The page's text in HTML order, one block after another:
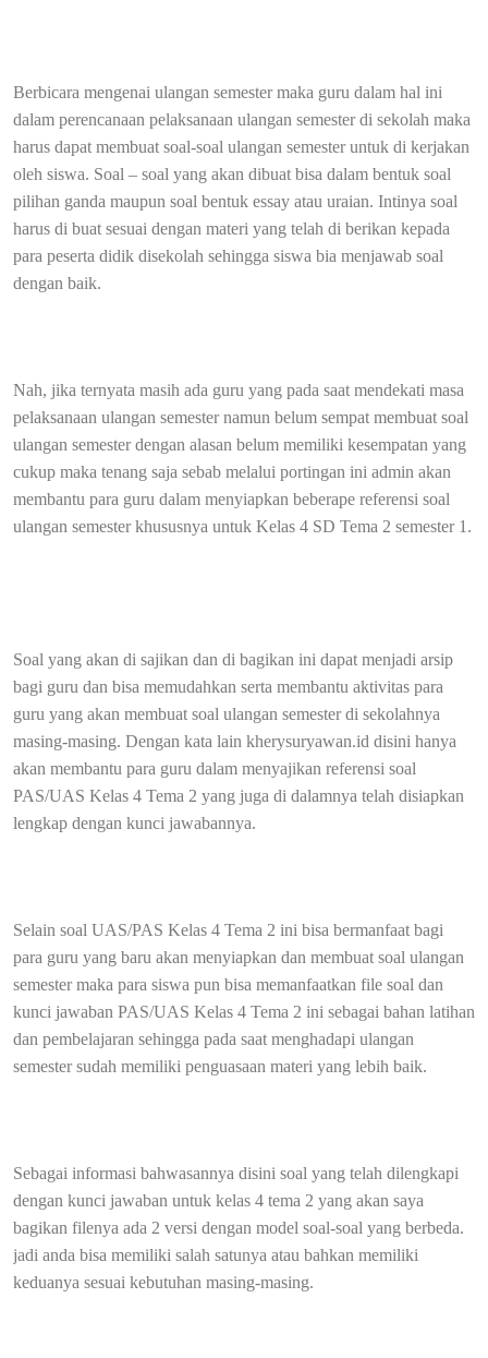
Berbicara mengenai ulangan semester maka guru dalam hal ini
dalam perencanaan pelaksanaan ulangan semester di sekolah maka
harus dapat membuat soal-soal ulangan semester untuk di kerjakan
oleh siswa. Soal – soal yang akan dibuat bisa dalam bentuk soal
pilihan ganda maupun soal bentuk essay atau uraian. Intinya soal
harus di buat sesuai dengan materi yang telah di berikan kepada
para peserta didik disekolah sehingga siswa bia menjawab soal
dengan baik.
Nah, jika ternyata masih ada guru yang pada saat mendekati masa
pelaksanaan ulangan semester namun belum sempat membuat soal
ulangan semester dengan alasan belum memiliki kesempatan yang
cukup maka tenang saja sebab melalui portingan ini admin akan
membantu para guru dalam menyiapkan beberape referensi soal
ulangan semester khususnya untuk Kelas 4 SD Tema 2 semester 1.
Soal yang akan di sajikan dan di bagikan ini dapat menjadi arsip
bagi guru dan bisa memudahkan serta membantu aktivitas para
guru yang akan membuat soal ulangan semester di sekolahnya
masing-masing. Dengan kata lain kherysuryawan.id disini hanya
akan membantu para guru dalam menyajikan referensi soal
PAS/UAS Kelas 4 Tema 2 yang juga di dalamnya telah disiapkan
lengkap dengan kunci jawabannya.
Selain soal UAS/PAS Kelas 4 Tema 2 ini bisa bermanfaat bagi
para guru yang baru akan menyiapkan dan membuat soal ulangan
semester maka para siswa pun bisa memanfaatkan file soal dan
kunci jawaban PAS/UAS Kelas 4 Tema 2 ini sebagai bahan latihan
dan pembelajaran sehingga pada saat menghadapi ulangan
semester sudah memiliki penguasaan materi yang lebih baik.
Sebagai informasi bahwasannya disini soal yang telah dilengkapi
dengan kunci jawaban untuk kelas 4 tema 2 yang akan saya
bagikan filenya ada 2 versi dengan model soal-soal yang berbeda.
jadi anda bisa memiliki salah satunya atau bahkan memiliki
keduanya sesuai kebutuhan masing-masing.